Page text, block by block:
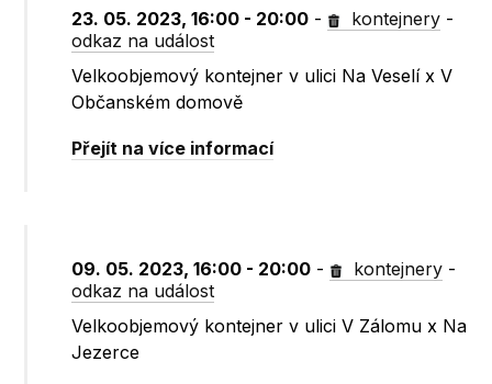
23. 05. 2023, 16:00 - 20:00 - kontejnery -
odkaz na událost
Velkoobjemový kontejner v ulici Na Veselí x V
Občanském domově
Přejít na více informací
09. 05. 2023, 16:00 - 20:00 - kontejnery -
odkaz na událost
Velkoobjemový kontejner v ulici V Zálomu x Na
Jezerce